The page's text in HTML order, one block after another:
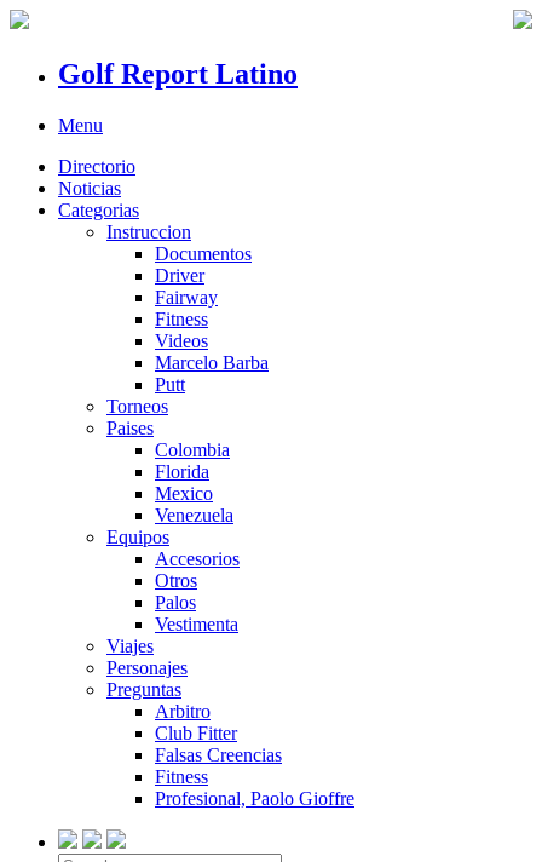
Golf Report Latino
Menu
Directorio
Noticias
Categorias
Instruccion
Documentos
Driver
Fairway
Fitness
Videos
Marcelo Barba
Putt
Torneos
Paises
Colombia
Florida
Mexico
Venezuela
Equipos
Accesorios
Otros
Palos
Vestimenta
Viajes
Personajes
Preguntas
Arbitro
Club Fitter
Falsas Creencias
Fitness
Profesional, Paolo Gioffre